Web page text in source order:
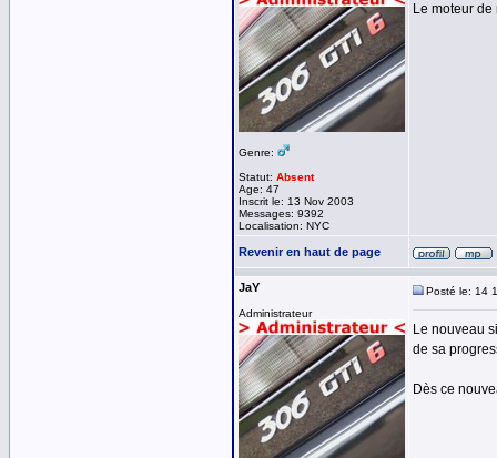
Genre:
Statut: Absent
Age: 47
Inscrit le: 13 Nov 2003
Messages: 9392
Localisation: NYC
Le moteur
Revenir en haut de page
JaY
Administrateur
Posté le: 14
Le nouveau
de sa
Dès ce